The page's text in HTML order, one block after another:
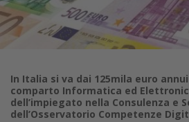
In Italia si va dai 125mila euro
comparto Informatica ed
dell’impiegato nella Consulenza e
dell’Osservatorio Competenze